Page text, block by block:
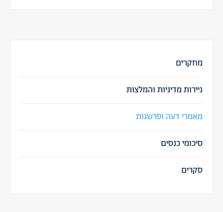
מחקרים
ניירות מדיניות והמלצות
מאמרי דעה ופרשנות
סיכומי כנסים
סקרים